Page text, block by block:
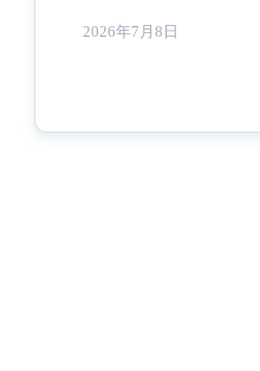
2026年7月8日